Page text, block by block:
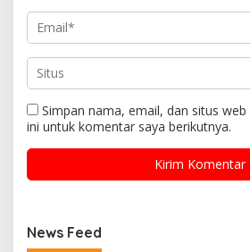
Simpan nama, email, dan situs
ini untuk komentar saya berikutnya.
News Feed